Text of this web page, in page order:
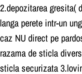
2.depozitarea gresita(
langa perete intr-un
caz NU direct pe
razama de sticla
sticla securizata